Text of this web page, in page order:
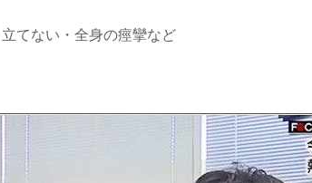
てない・全身の痙攣など